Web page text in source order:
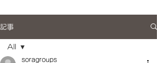
記事
All
soragroups